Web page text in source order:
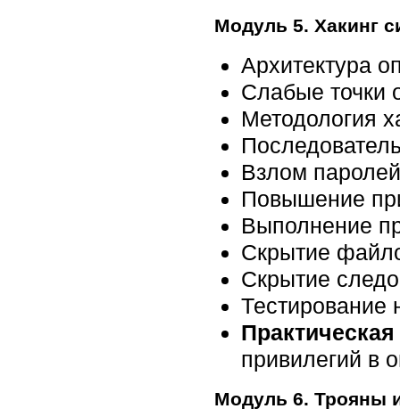
Модуль 5. Хакинг
Архитектура
Слабые точки
Методология
Взлом паролей
Повышение
Выполнение
Скрытие
Скрытие
Тестирование
привилегий в
Модуль 6. Трояны